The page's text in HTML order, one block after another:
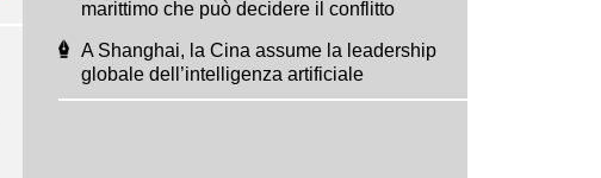
marittimo che può decidere il conflitto
A Shanghai, la Cina assume la leadership
globale dell’intelligenza artificiale